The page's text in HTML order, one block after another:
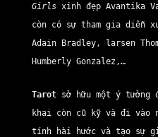
Girls xinh đẹp Avantika
còn có sự tham gia diễn
Adain Bradley, larsen
Humberly Gonzalez,…
Tarot sở hữu một ý tưởng
khai còn cũ kỹ và đi vào
tính hài hước và tạo sự